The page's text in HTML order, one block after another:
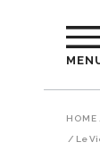
HOME
/ Le